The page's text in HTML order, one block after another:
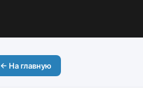
← На главную